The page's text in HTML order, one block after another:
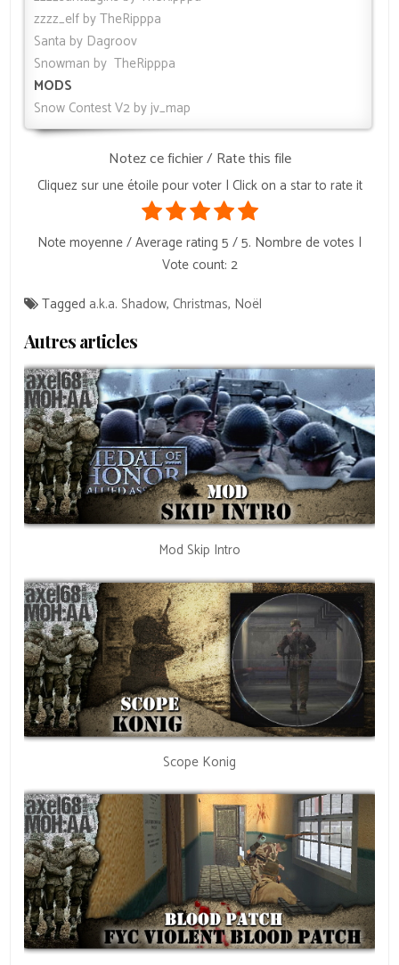
zzzz_elf by TheRipppa
Santa by Dagroov
Snowman by TheRipppa
MODS
Snow Contest V2 by jv_map
Notez ce fichier / Rate this file
Cliquez sur une étoile pour voter | Click on a star to rate it
Note moyenne / Average rating 5 / 5. Nombre de votes |
Vote count: 2
Tagged a.k.a. Shadow,Christmas, Noël
Autres articles
Mod Skip Intro
Scope Konig